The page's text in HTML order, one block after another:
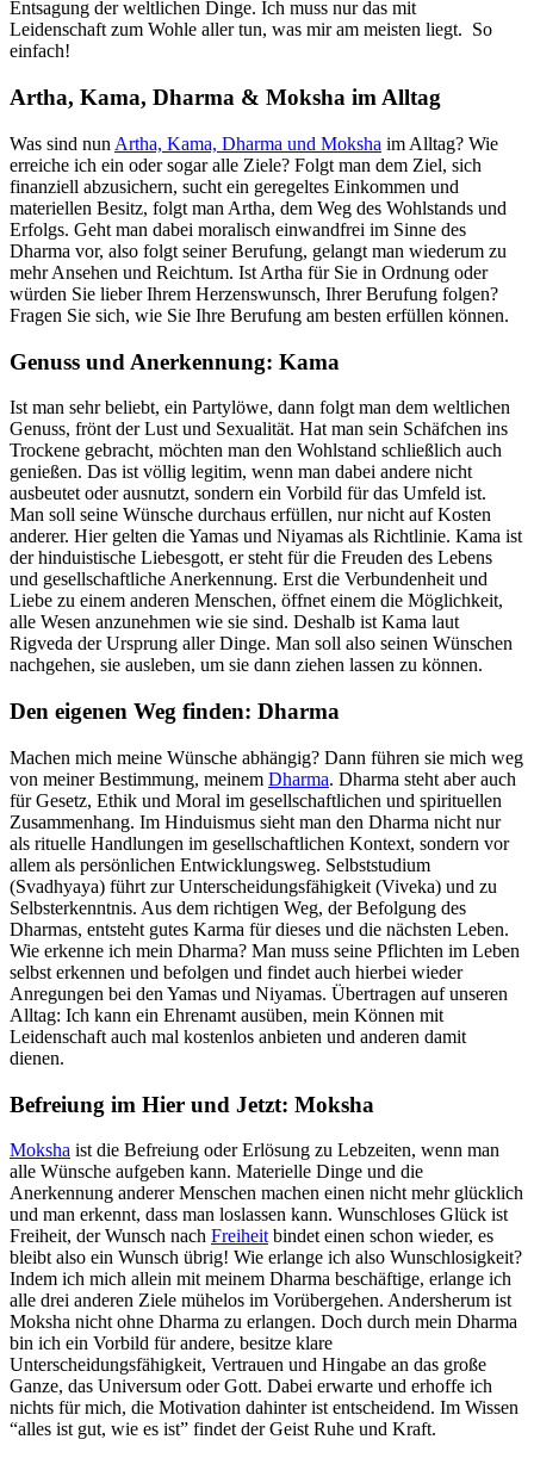
Entsagung der weltlichen Dinge. Ich muss nur das mit
Leidenschaft zum Wohle aller tun, was mir am meisten liegt. So
einfach!
Artha, Kama, Dharma & Moksha im Alltag
Was sind nun Artha, Kama, Dharma und Moksha im Alltag? Wie
erreiche ich ein oder sogar alle Ziele? Folgt man dem Ziel, sich
finanziell abzusichern, sucht ein geregeltes Einkommen und
materiellen Besitz, folgt man Artha, dem Weg des Wohlstands und
Erfolgs. Geht man dabei moralisch einwandfrei im Sinne des
Dharma vor, also folgt seiner Berufung, gelangt man wiederum zu
mehr Ansehen und Reichtum. Ist Artha für Sie in Ordnung oder
würden Sie lieber Ihrem Herzenswunsch, Ihrer Berufung folgen?
Fragen Sie sich, wie Sie Ihre Berufung am besten erfüllen können.
Genuss und Anerkennung: Kama
Ist man sehr beliebt, ein Partylöwe, dann folgt man dem weltlichen
Genuss, frönt der Lust und Sexualität. Hat man sein Schäfchen ins
Trockene gebracht, möchten man den Wohlstand schließlich auch
genießen. Das ist völlig legitim, wenn man dabei andere nicht
ausbeutet oder ausnutzt, sondern ein Vorbild für das Umfeld ist.
Man soll seine Wünsche durchaus erfüllen, nur nicht auf Kosten
anderer. Hier gelten die Yamas und Niyamas als Richtlinie. Kama ist
der hinduistische Liebesgott, er steht für die Freuden des Lebens
und gesellschaftliche Anerkennung. Erst die Verbundenheit und
Liebe zu einem anderen Menschen, öffnet einem die Möglichkeit,
alle Wesen anzunehmen wie sie sind. Deshalb ist Kama laut
Rigveda der Ursprung aller Dinge. Man soll also seinen Wünschen
nachgehen, sie ausleben, um sie dann ziehen lassen zu können.
Den eigenen Weg finden: Dharma
Machen mich meine Wünsche abhängig? Dann führen sie mich weg
von meiner Bestimmung, meinem Dharma. Dharma steht aber auch
für Gesetz, Ethik und Moral im gesellschaftlichen und spirituellen
Zusammenhang. Im Hinduismus sieht man den Dharma nicht nur
als rituelle Handlungen im gesellschaftlichen Kontext, sondern vor
allem als persönlichen Entwicklungsweg. Selbststudium
(Svadhyaya) führt zur Unterscheidungsfähigkeit (Viveka) und zu
Selbsterkenntnis. Aus dem richtigen Weg, der Befolgung des
Dharmas, entsteht gutes Karma für dieses und die nächsten Leben.
Wie erkenne ich mein Dharma? Man muss seine Pflichten im Leben
selbst erkennen und befolgen und findet auch hierbei wieder
Anregungen bei den Yamas und Niyamas. Übertragen auf unseren
Alltag: Ich kann ein Ehrenamt ausüben, mein Können mit
Leidenschaft auch mal kostenlos anbieten und anderen damit
dienen.
Befreiung im Hier und Jetzt: Moksha
Moksha ist die Befreiung oder Erlösung zu Lebzeiten, wenn man
alle Wünsche aufgeben kann. Materielle Dinge und die
Anerkennung anderer Menschen machen einen nicht mehr glücklich
und man erkennt, dass man loslassen kann. Wunschloses Glück ist
Freiheit, der Wunsch nach Freiheit bindet einen schon wieder, es
bleibt also ein Wunsch übrig! Wie erlange ich also Wunschlosigkeit?
Indem ich mich allein mit meinem Dharma beschäftige, erlange ich
alle drei anderen Ziele mühelos im Vorübergehen. Andersherum ist
Moksha nicht ohne Dharma zu erlangen. Doch durch mein Dharma
bin ich ein Vorbild für andere, besitze klare
Unterscheidungsfähigkeit, Vertrauen und Hingabe an das große
Ganze, das Universum oder Gott. Dabei erwarte und erhoffe ich
nichts für mich, die Motivation dahinter ist entscheidend. Im Wissen
“alles ist gut, wie es ist” findet der Geist Ruhe und Kraft.